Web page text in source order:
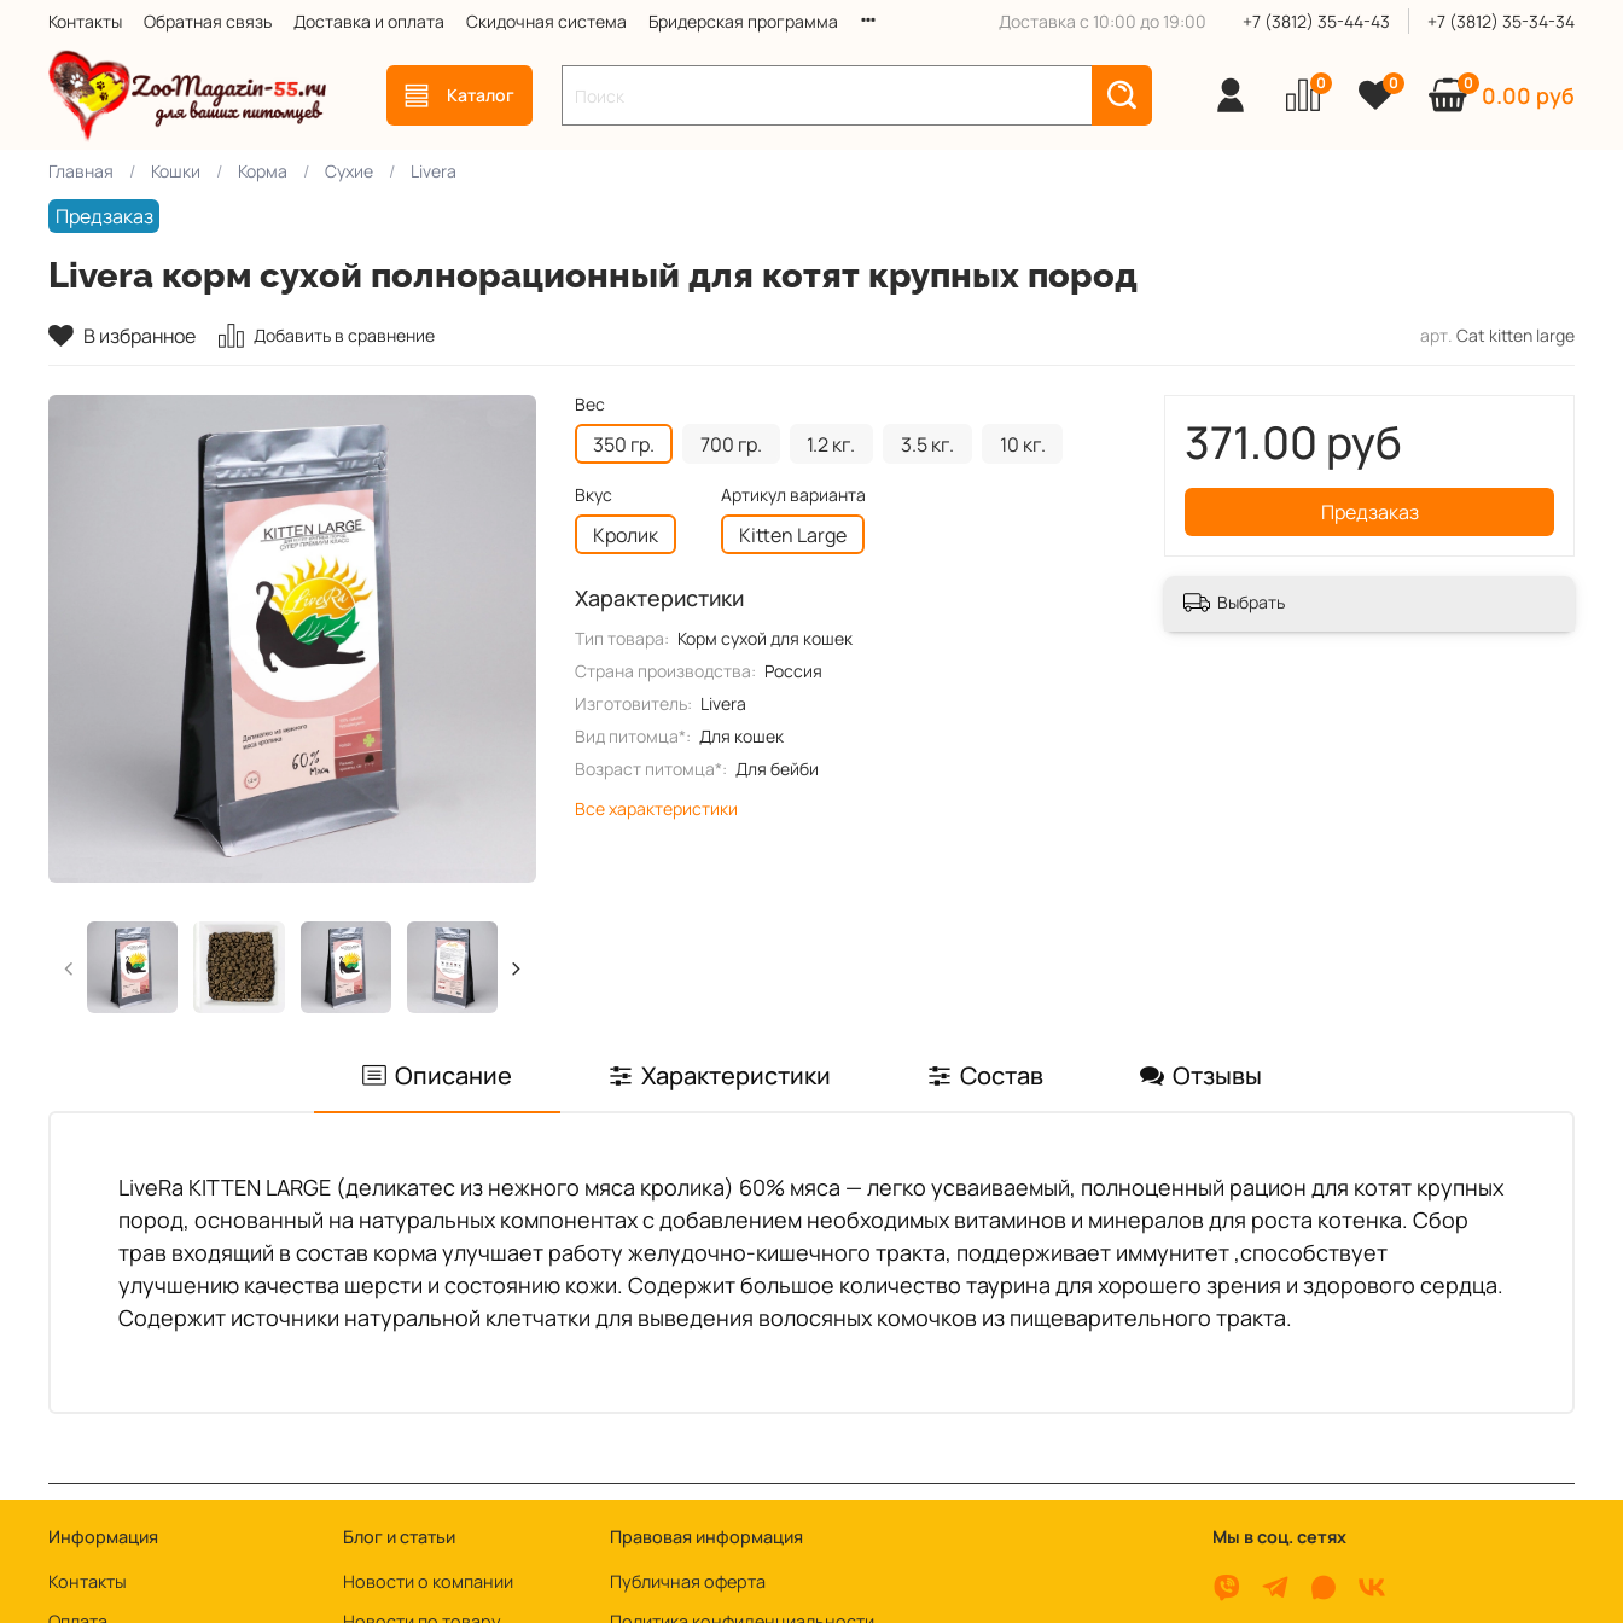
Контакты Обратная связь Доставка и оплата Скидочная система Бридерская программа Доставка с 10:00 до 19:00 +7 (3812) 35-44-43 +7 (3812) 35-34-34
Каталог
0 0 0 0.00 руб
Главная Кошки Корма Сухие Livera
Предзаказ
Livera корм сухой полнорационный для котят крупных пород
В избранное Добавить в сравнение арт. Cat kitten large
Вес
350 гр. 700 гр. 1.2 кг. 3.5 кг. 10 кг.
Вкус
Кролик
Артикул варианта
Kitten Large
Характеристики
Тип товара: Корм сухой для кошек
Страна производства: Россия
Изготовитель: Livera
Вид питомца*: Для кошек
Возраст питомца*: Для бейби
Все характеристики
371.00 руб
Предзаказ
Выбрать
Описание Характеристики Состав Отзывы
LiveRa KITTEN LARGE (деликатес из нежного мяса кролика) 60% мяса — легко усваиваемый, полноценный рацион для котят крупных
пород, основанный на натуральных компонентах с добавлением необходимых витаминов и минералов для роста котенка. Сбор
трав входящий в состав корма улучшает работу желудочно-кишечного тракта, поддерживает иммунитет ,способствует
улучшению качества шерсти и состоянию кожи. Содержит большое количество таурина для хорошего зрения и здорового сердца.
Содержит источники натуральной клетчатки для выведения волосяных комочков из пищеварительного тракта.
Информация
Контакты
Блог и статьи
Новости о компании
Правовая информация
Публичная оферта
Мы в соц. сетях